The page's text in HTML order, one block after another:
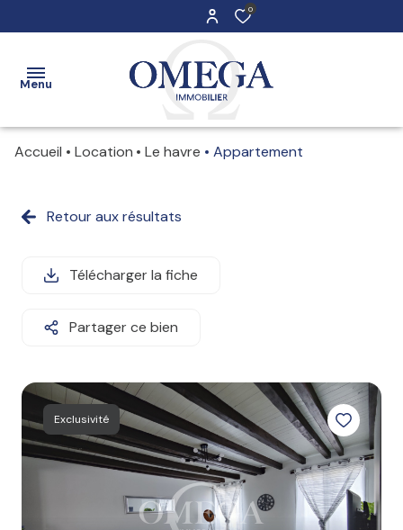
0
Menu
Ventes
Maisons
Terrains
Immobilier
professionnel
Autres
Maisons
Immobilier
Estimation
Contact
Accueil Location Le havre Appartement
Retour aux résultats
Télécharger la fiche
Partager ce bien
Exclusivité